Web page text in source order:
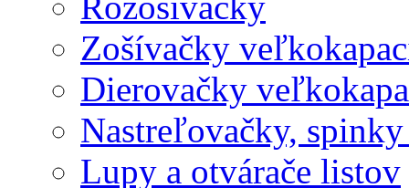
Zošívačky
Dierovačky
Nastreľovačky,
Lupy a otvárače listov